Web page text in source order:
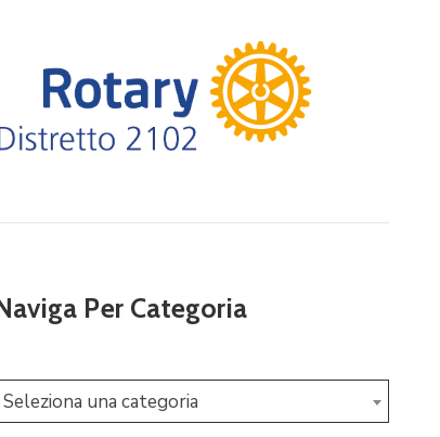
Per Categoria
Seleziona una categoria